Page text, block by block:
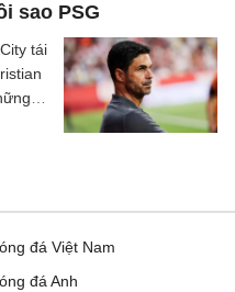
sao PSG
tái
đá Việt Nam
đá Anh